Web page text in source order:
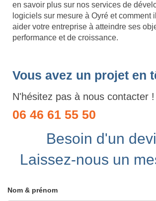
en savoir plus sur nos services de
logiciels sur mesure à Oyré et comment
aider votre entreprise à atteindre ses
performance et de croissance.
Vous avez un projet en
N'hésitez pas à nous contacter !
06 46 61 55 50
Besoin d'un
Laissez-nous un
Nom & prénom